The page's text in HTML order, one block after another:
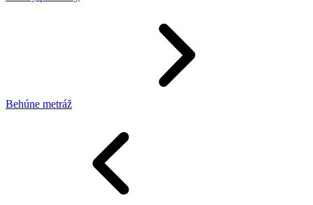
Behúne metráž